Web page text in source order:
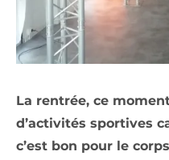
La rentrée, ce
d’activités sportives
c’est bon pour le